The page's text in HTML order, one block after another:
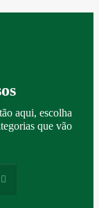
aqui, escolha
que vão